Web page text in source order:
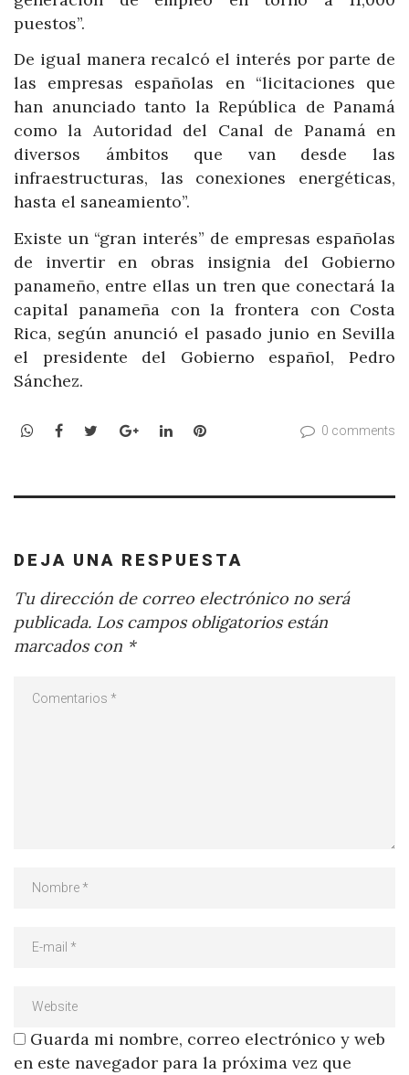
puestos”.
De igual manera recalcó el interés por parte de
las empresas españolas en “licitaciones que
han anunciado tanto la República de Panamá
como la Autoridad del Canal de Panamá en
diversos ámbitos que van desde las
infraestructuras, las conexiones energéticas,
hasta el saneamiento”.
Existe un “gran interés” de empresas españolas
de invertir en obras insignia del Gobierno
panameño, entre ellas un tren que conectará la
capital panameña con la frontera con Costa
Rica, según anunció el pasado junio en Sevilla
el presidente del Gobierno español, Pedro
Sánchez.
WhatsApp
Facebook
TwitterGoogle+LinkedInPinterest 0 comments
DEJA UNA RESPUESTA
Tu dirección de correo electrónico no será
publicada. Los campos obligatorios están
marcados con *
Guarda mi nombre, correo electrónico y web
en este navegador para la próxima vez que